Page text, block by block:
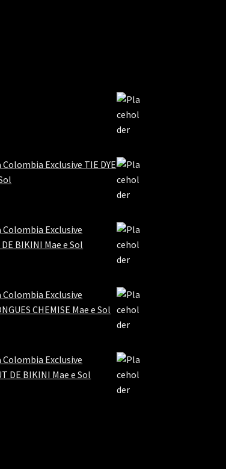
Exclusive TIE DYE
Exclusive
DE BIKINI Mae e Sol
Exclusive
CHEMISE Mae e Sol
Exclusive
DE BIKINI Mae e Sol